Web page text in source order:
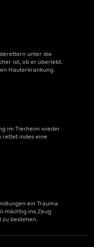
unter die
ist, ob er überlebt.
Hauterkrankung.
im Tierheim wieder
rettet indes eine
ein Trauma
mächtig ins Zeug
zu bestehen.